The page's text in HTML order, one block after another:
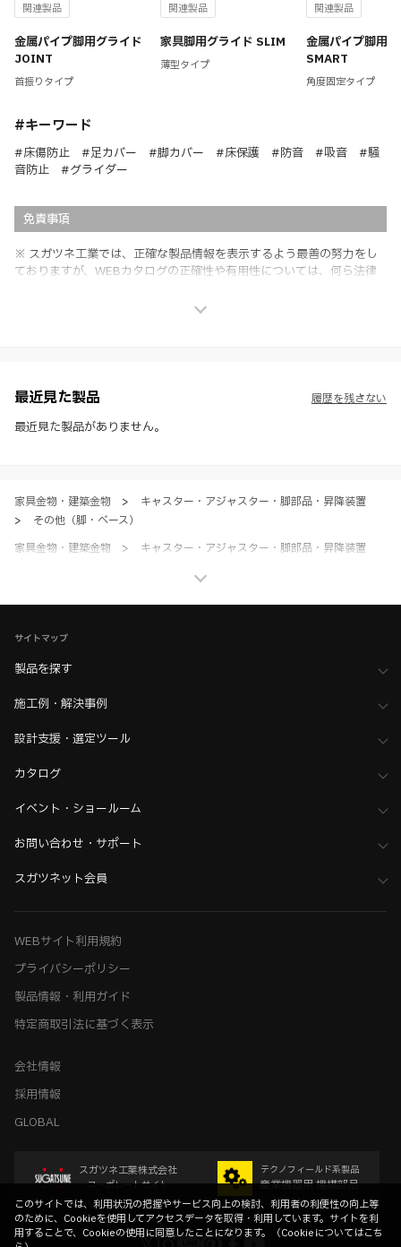
関連製品
金属パイプ脚用グライド
JOINT
首振りタイプ
関連製品
家具脚用グライド SLIM
薄型タイプ
関連製品
金属パイプ脚用
SMART
角度固定タイプ
#キーワード
#床傷防止 #足カバー #脚カバー #床保護 #防音 #吸音 #騒
音防止 #グライダー
免責事項
※ スガツネ工業では、正確な製品情報を表示するよう最善の努力をし
ておりますが、WEBカタログの正確性や有用性については、何ら法律
社製品の使用ご検討、又は販売促進目的の利用に限ります。
※ 本WEBサイト製品情報のご利用にあたっては、WEBサイト利用規
約、プライバシーポリシー、製品情報ガイドをご確認いただき、内容の
最近見た製品
最近見た製品がありません。
履歴を残さない
家具金物・建築金物 >
キャスター・アジャスター・脚部品・昇降装置
>
その他（脚・ベース）
家具金物・建築金物
>
キャスター・アジャスター・脚部品・昇降装置
ホーム
>
>
家具におすすめの金物
> 商業施設・店舗空間向け部品
ホーム
> 建築用途・空間から金物部品を探す
ホーム
>
商業施設・店舗空間向け部品
サイトマップ
製品を探す
施工例・解決事例
設計支援・選定ツール
カタログ
イベント・ショールーム
お問い合わせ・サポート
スガツネット会員
WEBサイト利用規約
プライバシーポリシー
製品情報・利用ガイド
特定商取引法に基づく表示
会社情報
採用情報
GLOBAL
スガツネ工業株式会社
コーポレートサイト
テクノフィールド系製品
産業機器用 機構部品
このサイトでは、利用状況の把握やサービス向上の検討、利用者の利便性の向上等
のために、Cookieを使用してアクセスデータを取得・利用しています。サイトを利
用することで、Cookieの使用に同意したことになります。（Cookieについてはこち